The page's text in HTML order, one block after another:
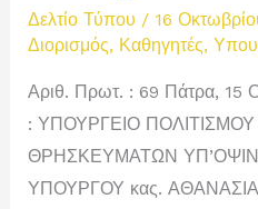
Δελτίο Τύπου / 16
Διορισμός, Καθηγητές,
Αριθ. Πρωτ. : 69 Πάτρα, 15
: ΥΠΟΥΡΓΕΙΟ
ΘΡΗ­ΣΚΕΥΜΑΤΩΝ
ΥΠΟΥΡΓΟΥ κας.